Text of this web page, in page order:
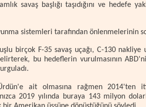
savaş başlığı taşıdığını ve hedefe
sistemleri tarafından önlenmelerinin
birçok F-35 savaş uçağı, C-130 nakliye
bu hedeflerin vurulmasının
ait olmasına rağmen 2014'ten
2019 yılında buraya 143 milyon